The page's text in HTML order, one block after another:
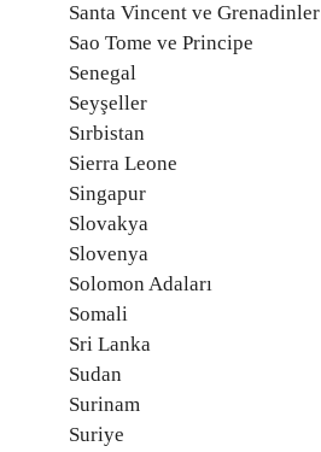
Santa Vincent ve Grenadinler
Sao Tome ve Principe
Senegal
Seyşeller
Sırbistan
Sierra Leone
Singapur
Slovakya
Slovenya
Solomon Adaları
Somali
Sri Lanka
Sudan
Surinam
Suriye